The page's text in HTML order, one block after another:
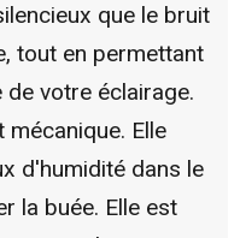
que le bruit
tout en permettant
votre éclairage.
Elle
d'humidité dans le
la buée. Elle est